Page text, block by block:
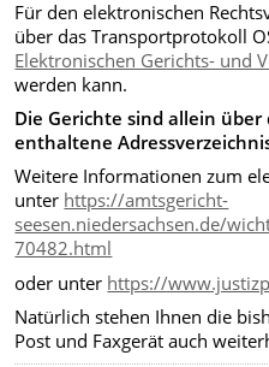
Für den elektronischen
über das Transportprotokoll
Elektronischen Gerichts- und
werden kann.
Die Gerichte sind allein über
enthaltene
Weitere Informationen zum
unter https://amtsgericht-
seesen.niedersachsen.de/
70482.html
oder unter https://
Natürlich stehen Ihnen die
Post und Faxgerät auch